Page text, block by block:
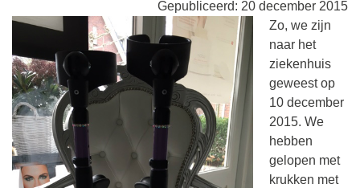
Gepubliceerd: 20 december 2015
Zo, we zijn
naar het
ziekenhuis
geweest op
10 december
2015. We
hebben
gelopen met
krukken met